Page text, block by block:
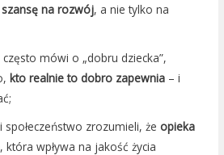
na rozwój, a nie tylko na
mówi o „dobru dziecka”,
kto realnie to dobro zapewnia – i
społeczeństwo zrozumieli, żeopieka
, która wpływa na jakość życia